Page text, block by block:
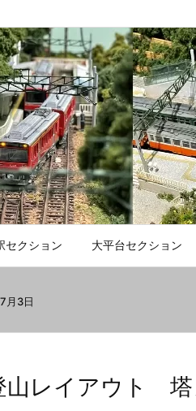
セクション 大平台セクション
月3日
山レイアウト